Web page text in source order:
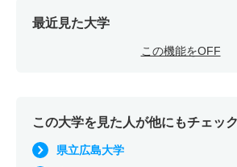
最近見た大学
この機能をOFF
この大学を見た人が他にもチェッ
県立広島大学